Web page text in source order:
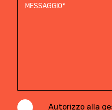
Autorizzo alla